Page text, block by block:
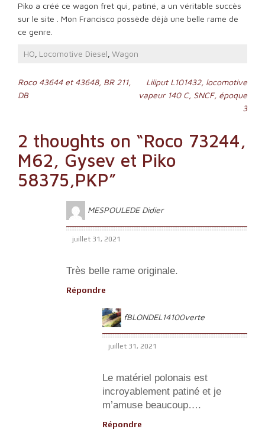
Piko a créé ce wagon fret qui, patiné, a un véritable succès
sur le site . Mon Francisco possède déjà une belle rame de
ce genre.
HO, Locomotive Diesel, Wagon
Navigation
de
Roco 43644 et 43648, BR 211,
DB
Liliput L101432, locomotive
vapeur 140 C, SNCF, époque
3
2 thoughts on “Roco 73244,
M62, Gysev et Piko
58375,PKP”
MESPOULEDE Didier
juillet 31, 2021
Très belle rame originale.
Répondre
fBLONDEL14100verte
juillet 31, 2021
Le matériel polonais est
incroyablement patiné et je
m’amuse beaucoup….
Répondre